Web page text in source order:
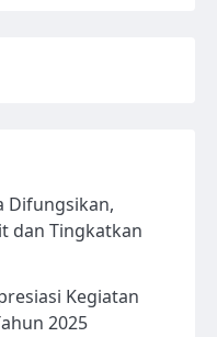
Difungsikan,
dan Tingkatkan
Kegiatan
2025